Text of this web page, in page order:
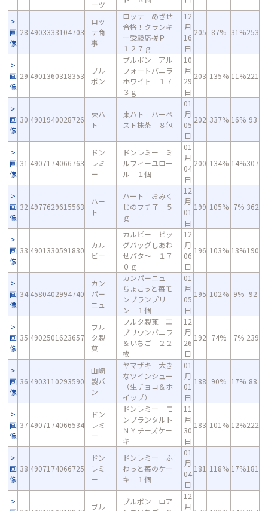
ーツ
画
像
28 4903333104703
ロッ
テ商
事
ロッテ めざせ
合格！クランキ
ー受験応援Ｐ
１２７ｇ
12
月
16
日
205 87% 31%253
画
像
29 4901360318353
ブル
ボン
ブルボン アル
フォートバニラ
ホワイト １７
３ｇ
10
月
29
日
203 135% 11%221
画
像
30 4901940028726
東ハ
ト
東ハト ハーベ
スト抹茶 ８包
01
月
05
日
202 337% 16% 93
画
像
31 4907174066763
ドン
レミ
ー
ドンレミー ミ
ルフィーユロー
ル １個
01
月
04
日
200 134% 14%307
画
像
32 4977629615563
ハー
ト
ハート おみく
じのフチ子 ５
ｇ
12
月
01
日
199 105% 7% 362
画
像
33 4901330591830
カル
ビー
カルビー ビッ
グバッグしあわ
せバタ～ １７
０ｇ
12
月
06
日
196 103% 13%190
画
像
34 4580402994740
カン
パー
ニュ
カンパーニュ
ちょこっと苺モ
ンブランプリ
ン １個
01
月
05
日
195 102% 9% 92
画
像
35 4902501623657
フル
タ製
菓
フルタ製菓 エ
ブリワンバニラ
＆いちご ２２
枚
12
月
26
日
192 74% 7% 239
画
像
36 4903110293590
山崎
製パ
ン
ヤマザキ 大き
なツインシュー
（生チョコ＆ホ
イップ）
01
月
01
日
188 90% 17% 88
画
像
37 4907174066534
ドン
レミ
ー
ドンレミー モ
ンブランタルト
ＮＹチーズケー
キ
11
月
30
日
183 101% 12%222
画
像
38 4907174066725
ドン
レミ
ー
ドンレミー ふ
わっと苺のケー
キ １個
01
月
04
日
181 118% 17%181
ブル
ブルボン ロア
12
月